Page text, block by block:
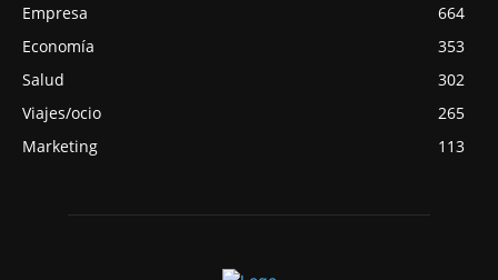
Empresa
664
Economía
353
Salud
302
Viajes/ocio
265
Marketing
113